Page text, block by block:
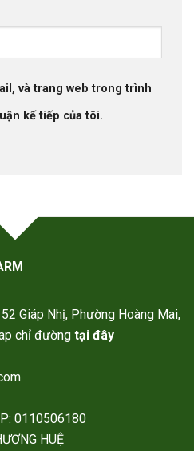
và trang web trong trình
kế tiếp của tôi.
Giáp Nhị, Phường Hoàng Mai,
chỉ đường tại đây
0110506180
HUỆ